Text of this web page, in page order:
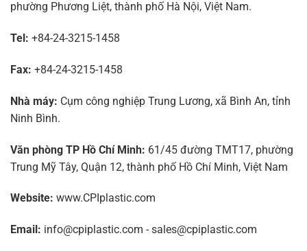
phường Phương Liệt, thành phố Hà Nội, Việt Nam.
Tel: +84-24-3215-1458
Fax: +84-24-3215-1458
Nhà máy: Cụm công nghiệp Trung Lương, xã Bình An, tỉnh
Ninh Bình.
Văn phòng TP Hồ Chí Minh: 61/45 đường TMT17, phường
Trung Mỹ Tây, Quận 12, thành phố Hồ Chí Minh, Việt Nam
Website: www.CPIplastic.com
Email: info@cpiplastic.com - sales@cpiplastic.com